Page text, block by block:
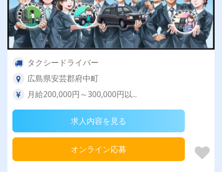
タクシードライバー
広島県安芸郡府中町
月給200,000円～300,000円以...
求人内容を見る
オンライン応募